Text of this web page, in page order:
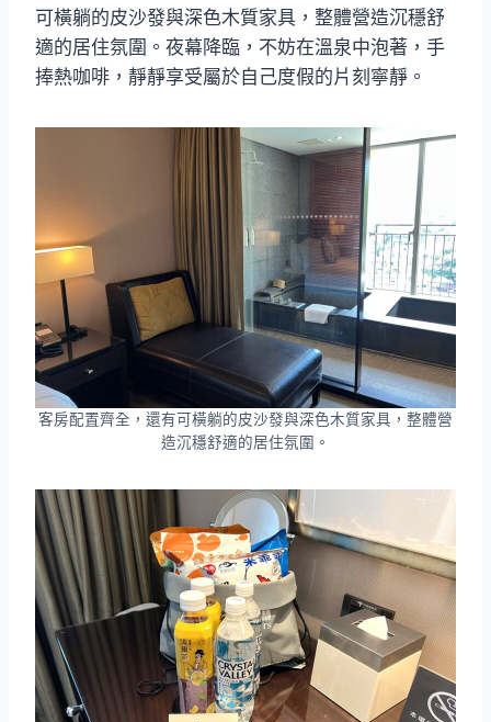
可橫躺的皮沙發與深色木質家具，整體營造沉穩舒
適的居住氛圍。夜幕降臨，不妨在溫泉中泡著，手
捧熱咖啡，靜靜享受屬於自己度假的片刻寧靜。
客房配置齊全，還有可橫躺的皮沙發與深色木質家具，整體營
造沉穩舒適的居住氛圍。